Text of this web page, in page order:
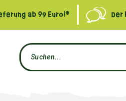
ab 99 Euro!* Der